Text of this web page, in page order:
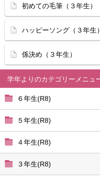
学年より
６年生(R8)
５年生(R8)
４年生(R8)
３年生(R8)
初めての毛筆（３年生）
ハッピーソング（３年生）
係決め（３年生）